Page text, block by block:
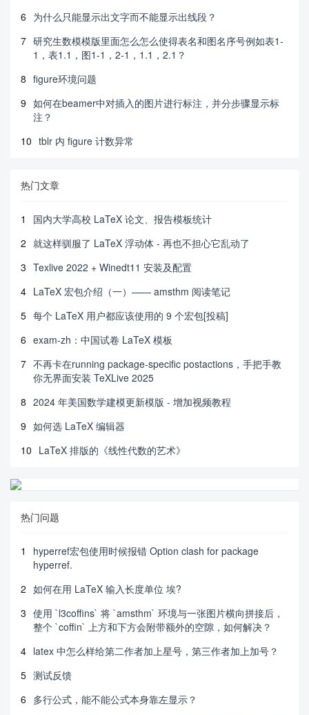
6 为什么只能显示出文字而不能显示出线段？
7 研究生数模模版里面怎么怎么使得表名和图名序号例如表1-
1，表1.1，图1-1，2-1，1.1，2.1？
8 figure环境问题
9 如何在beamer中对插入的图片进行标注，并分步骤显示标
注？
10 tblr 内 figure 计数异常
热门文章
1
国内大学高校 LaTeX 论文、报告模板统计
2 就这样驯服了 LaTeX 浮动体 - 再也不担心它乱动了
3 Texlive 2022 + Winedt11 安装及配置
4 LaTeX 宏包介绍（一）—— amsthm 阅读笔记
5 每个 LaTeX 用户都应该使用的 9 个宏包[投稿]
6 exam-zh：中国试卷 LaTeX 模板
7 不再卡在running package-specific postactions，手把手教
你无界面安装 TeXLive 2025
8 2024 年美国数学建模更新模版 - 增加视频教程
9 如何选 LaTeX 编辑器
10 LaTeX 排版的《线性代数的艺术》
热门问题
1
hyperref宏包使用时候报错 Option clash for package
hyperref.
2 如何在用 LaTeX 输入长度单位 埃?
3 使用 `l3coffins` 将 `amsthm` 环境与一张图片横向拼接后，
整个 `coffin` 上方和下方会附带额外的空隙，如何解决？
4 latex 中怎么样给第二作者加上星号，第三作者加上加号？
5 测试反馈
6 多行公式，能不能公式本身靠左显示？